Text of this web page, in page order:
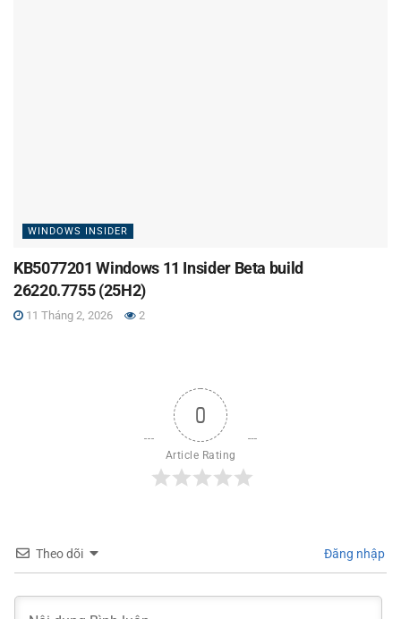
WINDOWS INSIDER
KB5077201 Windows 11 Insider Beta build
26220.7755 (25H2)
11 Tháng 2, 2026 2
0
Article Rating
Theo dõi Đăng nhập